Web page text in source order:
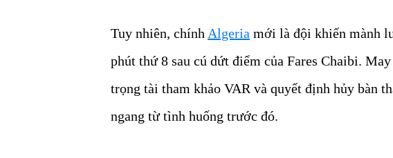
Tuy nhiên, chính Algeria mới là đội khiến mành
phút thứ 8 sau cú dứt điểm của Fares Chaibi.
trọng tài tham khảo VAR và quyết định hủy bàn
ngang từ tình huống trước đó.